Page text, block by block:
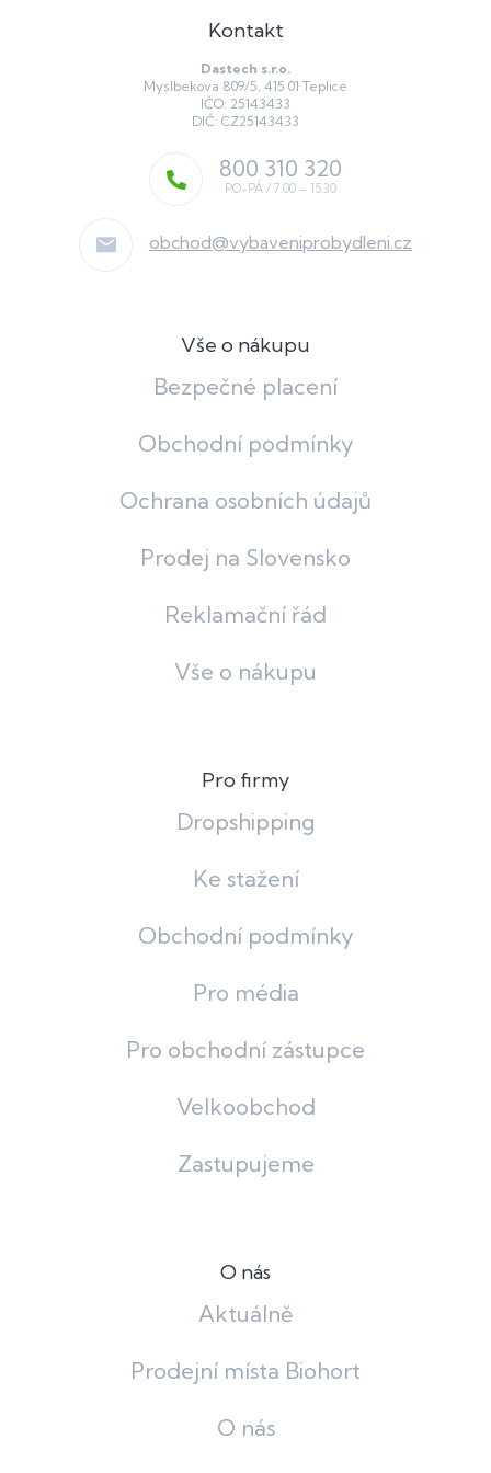
Kontakt
Dastech s.r.o.
Myslbekova 809/5, 415 01 Teplice
IČO: 25143433
DIČ: CZ25143433
obchod@vybaveniprobydleni.cz
800 310 320
Vše o nákupu
Bezpečné placení
Obchodní podmínky
Ochrana osobních údajů
Prodej na Slovensko
Reklamační řád
Vše o nákupu
Pro firmy
Dropshipping
Ke stažení
Obchodní podmínky
Pro média
Pro obchodní zástupce
Velkoobchod
Zastupujeme
O nás
Aktuálně
Prodejní místa Biohort
O nás